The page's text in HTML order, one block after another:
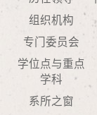
组织机构
专门委员会
学位点与重点
学科
系所之窗